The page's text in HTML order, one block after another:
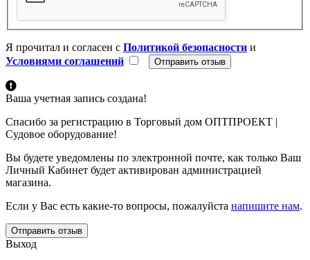
Я прочитал и согласен с Политикой безопасности и
Условиями соглашений
Ваша учетная запись создана!
Спасибо за регистрацию в Торговый дом ОПТПРОЕКТ |
Судовое оборудование!
Вы будете уведомлены по электронной почте, как только Ваш
Личный Кабинет будет активирован администрацией
магазина.
Если у Вас есть какие-то вопросы, пожалуйста напишите нам.
Отправить отзыв
Выход